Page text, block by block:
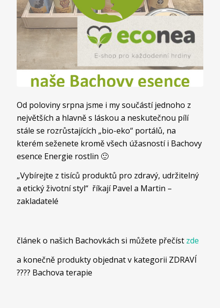
Od poloviny srpna jsme i my součástí jednoho z
největších a hlavně s láskou a neskutečnou pílí
stále se rozrůstajících „bio-eko“ portálů, na
kterém seženete kromě všech úžasností i Bachovy
esence Energie rostlin 🙂
„Vybírejte z tisíců produktů pro zdravý, udržitelný
a etický životní styl“ říkajíPavel a Martin –
zakladatelé
článek o našich Bachovkách si můžete přečíst zde
a konečně produkty objednat v kategorii ZDRAVÍ
???? Bachova terapie